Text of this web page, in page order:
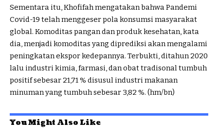
Sementara itu, Khofifah mengatakan bahwa Pandemi
Covid-19 telah menggeser pola konsumsi masyarakat
global. Komoditas pangan dan produk kesehatan, kata
dia, menjadi komoditas yang diprediksi akan mengalami
peningkatan ekspor kedepannya. Terbukti, ditahun 2020
lalu industri kimia, farmasi, dan obat tradisonal tumbuh
positif sebesar 21,71 % disusul industri makanan
minuman yang tumbuh sebesar 3,82 %. (hm/bn)
You Might Also Like